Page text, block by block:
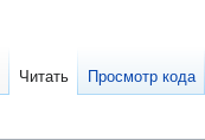
Читать Просмотр кода